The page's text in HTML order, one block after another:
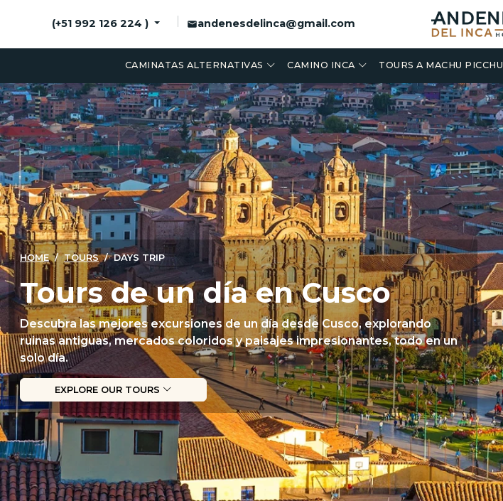
(+51 992 126 224 ) andenesdelinca@gmail.com
CAMINATAS ALTERNATIVAS CAMINO INCA TOURS A MACHU PICCHU
HOME TOURS DAYS TRIP
Tours de un día en Cusco
Descubra las mejores excursiones de un día desde Cusco, explorando
ruinas antiguas, mercados coloridos y paisajes impresionantes, todo en un
solo día.
EXPLORE OUR TOURS